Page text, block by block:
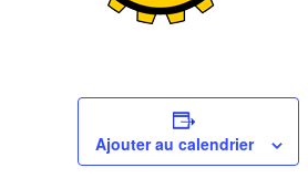
Ajouter au calendrier